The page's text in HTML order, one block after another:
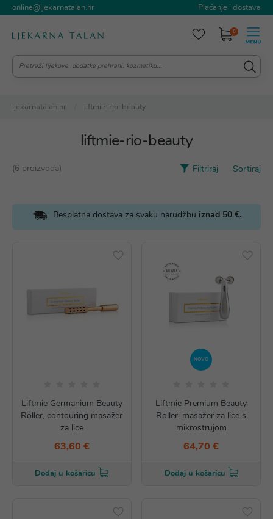
online@ljekarnatalan.hr Plaćanje i dostava
0
ljekarnatalan.hr liftmie-rio-beauty
liftmie-rio-beauty
(6 proizvoda) Filtriraj Sortiraj
Besplatna dostava za svaku narudžbu iznad 50 €.
Liftmie Germanium Beauty
Roller, contouring masažer
za lice
63,60 €
Dodaj u košaricu
NOVO
Liftmie Premium Beauty
Roller, masažer za lice s
mikrostrujom
64,70 €
Dodaj u košaricu